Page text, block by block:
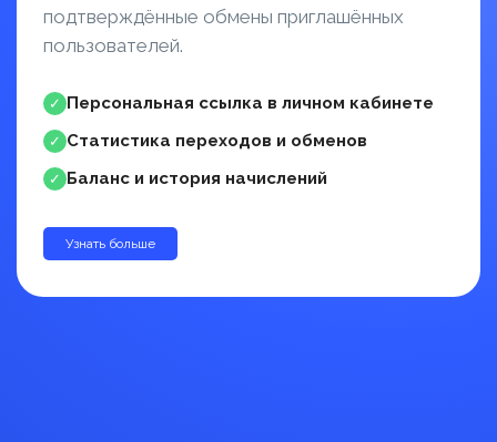
подтверждённые обмены приглашённых
пользователей.
✓ Персональная ссылка в личном кабинете
✓ Статистика переходов и обменов
✓ Баланс и история начислений
Узнать больше